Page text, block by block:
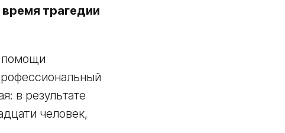
трагедии
помощи
в результате
человек,